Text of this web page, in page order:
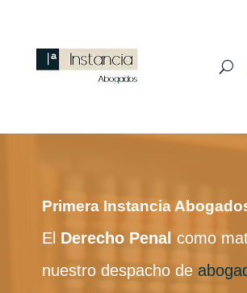
Primera Instancia
El Derecho Penal como
nuestro despacho de